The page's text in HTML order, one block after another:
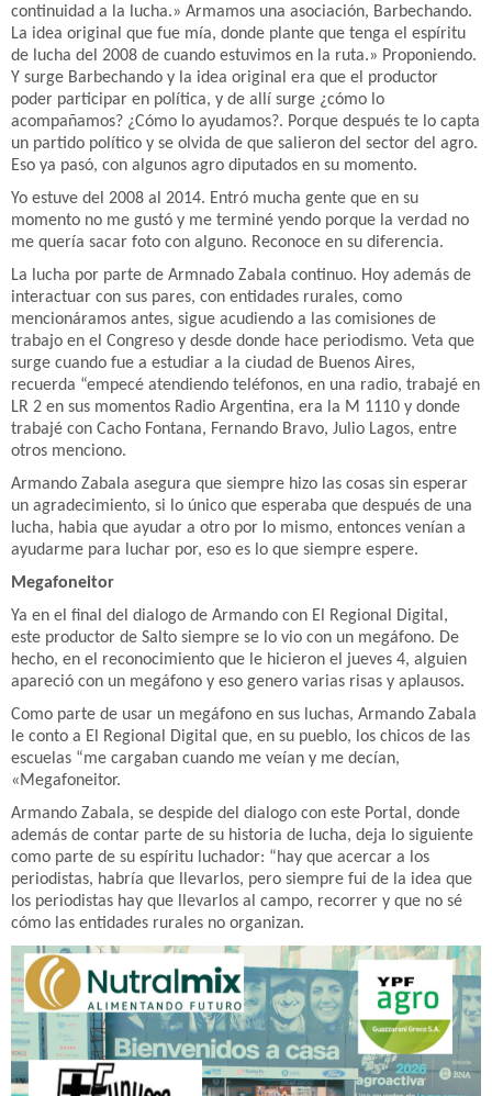
continuidad a la lucha.» Armamos una asociación, Barbechando.
La idea original que fue mía, donde plante que tenga el espíritu
de lucha del 2008 de cuando estuvimos en la ruta.» Proponiendo.
Y surge Barbechando y la idea original era que el productor
poder participar en política, y de allí surge ¿cómo lo
acompañamos? ¿Cómo lo ayudamos?. Porque después te lo capta
un partido político y se olvida de que salieron del sector del agro.
Eso ya pasó, con algunos agro diputados en su momento.
Yo estuve del 2008 al 2014. Entró mucha gente que en su
momento no me gustó y me terminé yendo porque la verdad no
me quería sacar foto con alguno. Reconoce en su diferencia.
La lucha por parte de Armnado Zabala continuo. Hoy además de
interactuar con sus pares, con entidades rurales, como
mencionáramos antes, sigue acudiendo a las comisiones de
trabajo en el Congreso y desde donde hace periodismo. Veta que
surge cuando fue a estudiar a la ciudad de Buenos Aires,
recuerda “empecé atendiendo teléfonos, en una radio, trabajé en
LR 2 en sus momentos Radio Argentina, era la M 1110 y donde
trabajé con Cacho Fontana, Fernando Bravo, Julio Lagos, entre
otros menciono.
Armando Zabala asegura que siempre hizo las cosas sin esperar
un agradecimiento, si lo único que esperaba que después de una
lucha, habia que ayudar a otro por lo mismo, entonces venían a
ayudarme para luchar por, eso es lo que siempre espere.
Megafoneitor
Ya en el final del dialogo de Armando con El Regional Digital,
este productor de Salto siempre se lo vio con un megáfono. De
hecho, en el reconocimiento que le hicieron el jueves 4, alguien
apareció con un megáfono y eso genero varias risas y aplausos.
Como parte de usar un megáfono en sus luchas, Armando Zabala
le conto a El Regional Digital que, en su pueblo, los chicos de las
escuelas “me cargaban cuando me veían y me decían,
«Megafoneitor.
Armando Zabala, se despide del dialogo con este Portal, donde
además de contar parte de su historia de lucha, deja lo siguiente
como parte de su espíritu luchador: “hay que acercar a los
periodistas, habría que llevarlos, pero siempre fui de la idea que
los periodistas hay que llevarlos al campo, recorrer y que no sé
cómo las entidades rurales no organizan.